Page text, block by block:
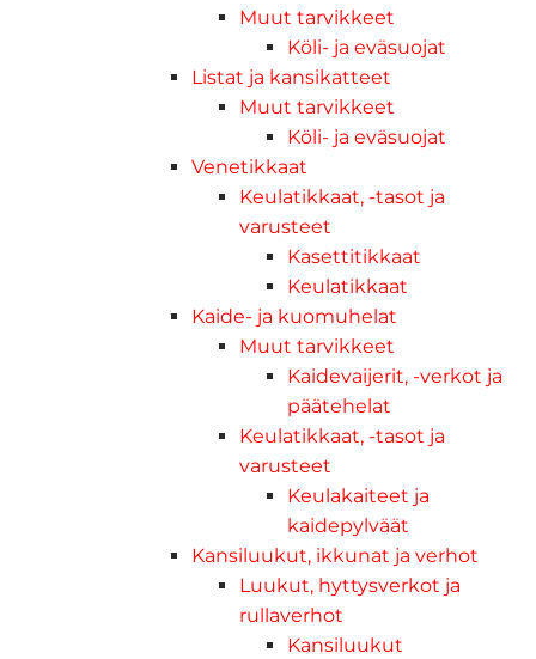
Muut tarvikkeet
Köli- ja eväsuojat
Listat ja kansikatteet
Muut tarvikkeet
Köli- ja eväsuojat
Venetikkaat
Keulatikkaat, -tasot ja
varusteet
Kasettitikkaat
Keulatikkaat
Kaide- ja kuomuhelat
Muut tarvikkeet
Kaidevaijerit, -verkot ja
päätehelat
Keulatikkaat, -tasot ja
varusteet
Keulakaiteet ja
kaidepylväät
Kansiluukut, ikkunat ja verhot
Luukut, hyttysverkot ja
rullaverhot
Kansiluukut